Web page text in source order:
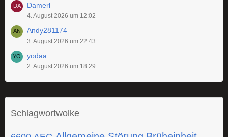
Damerl
4. August 2026 um 12:02
Andy281174
3. August 2026 um 22:43
yodaa
2. August 2026 um 18:29
Schlagwortwolke